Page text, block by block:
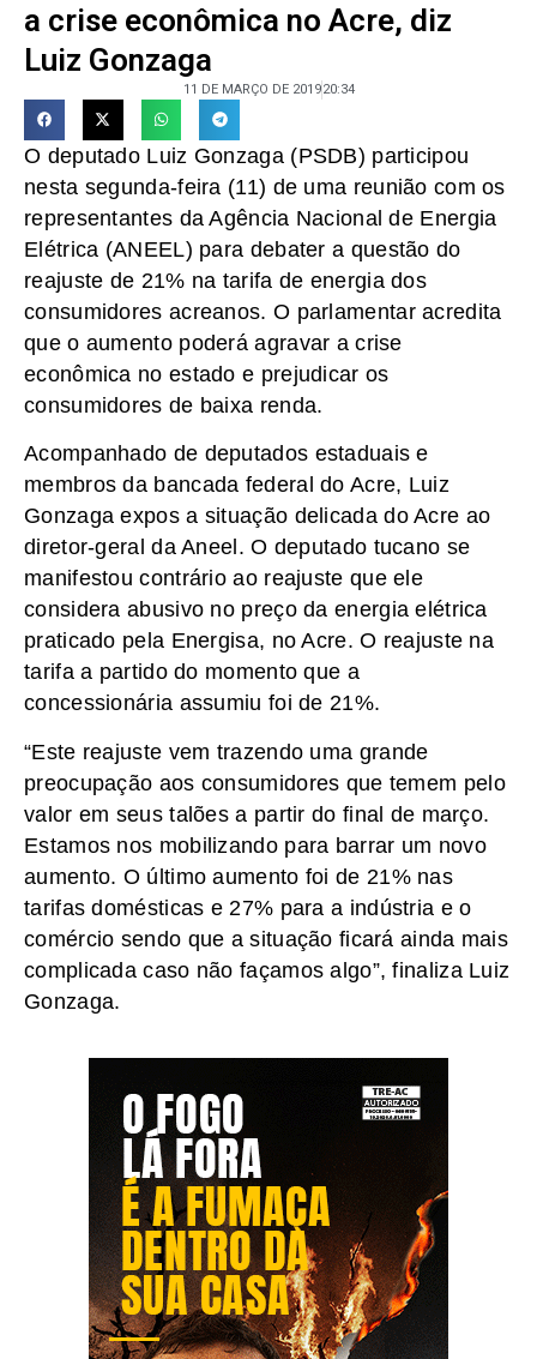
a crise econômica no Acre, diz
Luiz Gonzaga
11 DE MARÇO DE 201920:34
O deputado Luiz Gonzaga (PSDB) participou
nesta segunda-feira (11) de uma reunião com os
representantes da Agência Nacional de Energia
Elétrica (ANEEL) para debater a questão do
reajuste de 21% na tarifa de energia dos
consumidores acreanos. O parlamentar acredita
que o aumento poderá agravar a crise
econômica no estado e prejudicar os
consumidores de baixa renda.
Acompanhado de deputados estaduais e
membros da bancada federal do Acre, Luiz
Gonzaga expos a situação delicada do Acre ao
diretor-geral da Aneel. O deputado tucano se
manifestou contrário ao reajuste que ele
considera abusivo no preço da energia elétrica
praticado pela Energisa, no Acre. O reajuste na
tarifa a partido do momento que a
concessionária assumiu foi de 21%.
“Este reajuste vem trazendo uma grande
preocupação aos consumidores que temem pelo
valor em seus talões a partir do final de março.
Estamos nos mobilizando para barrar um novo
aumento. O último aumento foi de 21% nas
tarifas domésticas e 27% para a indústria e o
comércio sendo que a situação ficará ainda mais
complicada caso não façamos algo”, finaliza Luiz
Gonzaga.